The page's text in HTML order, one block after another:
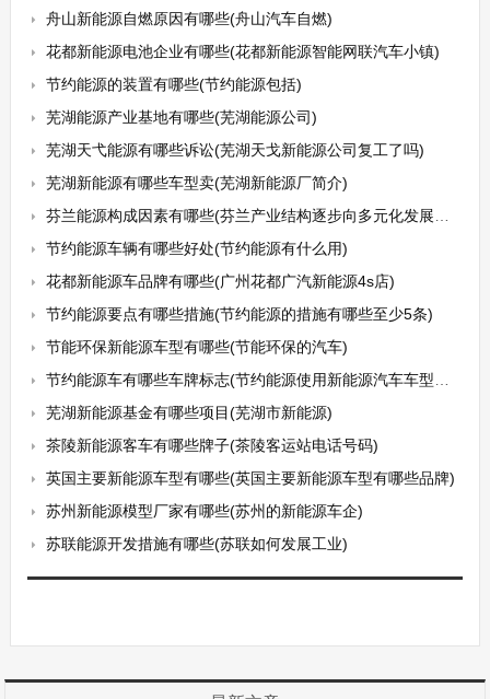
舟山新能源自燃原因有哪些(舟山汽车自燃)
花都新能源电池企业有哪些(花都新能源智能网联汽车小镇)
节约能源的装置有哪些(节约能源包括)
芜湖能源产业基地有哪些(芜湖能源公司)
芜湖天弋能源有哪些诉讼(芜湖天戈新能源公司复工了吗)
芜湖新能源有哪些车型卖(芜湖新能源厂简介)
芬兰能源构成因素有哪些(芬兰产业结构逐步向多元化发展给芬兰带来的影响)
节约能源车辆有哪些好处(节约能源有什么用)
花都新能源车品牌有哪些(广州花都广汽新能源4s店)
节约能源要点有哪些措施(节约能源的措施有哪些至少5条)
节能环保新能源车型有哪些(节能环保的汽车)
节约能源车有哪些车牌标志(节约能源使用新能源汽车车型目录)
芜湖新能源基金有哪些项目(芜湖市新能源)
茶陵新能源客车有哪些牌子(茶陵客运站电话号码)
英国主要新能源车型有哪些(英国主要新能源车型有哪些品牌)
苏州新能源模型厂家有哪些(苏州的新能源车企)
苏联能源开发措施有哪些(苏联如何发展工业)